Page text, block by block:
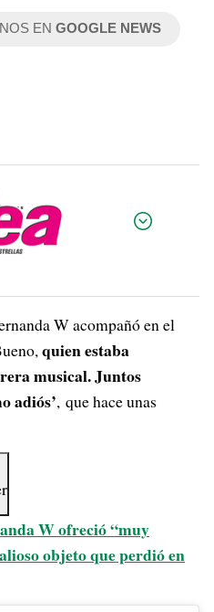
ENGOOGLE NEWS
W acompañó en el
quien estaba
musical. Juntos
adiós’, que hace unas
W ofreció “muy
objeto que perdió en